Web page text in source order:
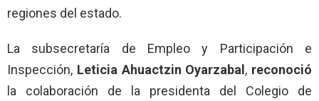
regiones del estado.
La subsecretaría de Empleo y Participación e
Inspección, Leticia Ahuactzin Oyarzabal, reconoció
la colaboración de la presidenta del Colegio de